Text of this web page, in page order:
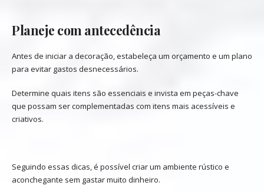
Planeje com antecedência
Antes de iniciar a decoração, estabeleça um orçamento e um plano
para evitar gastos desnecessários.
Determine quais itens são essenciais e invista em peças-chave
que possam ser complementadas com itens mais acessíveis e
criativos.
Seguindo essas dicas, é possível criar um ambiente rústico e
aconchegante sem gastar muito dinheiro.